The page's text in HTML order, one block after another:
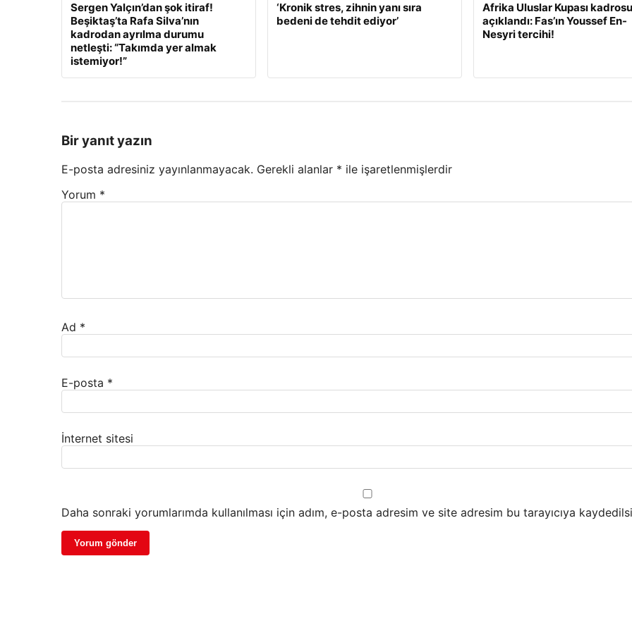
Sergen Yalçın’dan şok itiraf!
Beşiktaş’ta Rafa Silva’nın
kadrodan ayrılma durumu
netleşti: “Takımda yer almak
istemiyor!”
‘Kronik stres, zihnin yanı sıra
bedeni de tehdit ediyor’
Afrika Uluslar Kupası kadrosu
açıklandı: Fas’ın Youssef En-
Nesyri tercihi!
Bir yanıt yazın
E-posta adresiniz yayınlanmayacak. Gerekli alanlar * ile işaretlenmişlerdir
Yorum *
Ad *
E-posta *
İnternet sitesi
Daha sonraki yorumlarımda kullanılması için adım, e-posta adresim ve site adresim bu tarayıcıya